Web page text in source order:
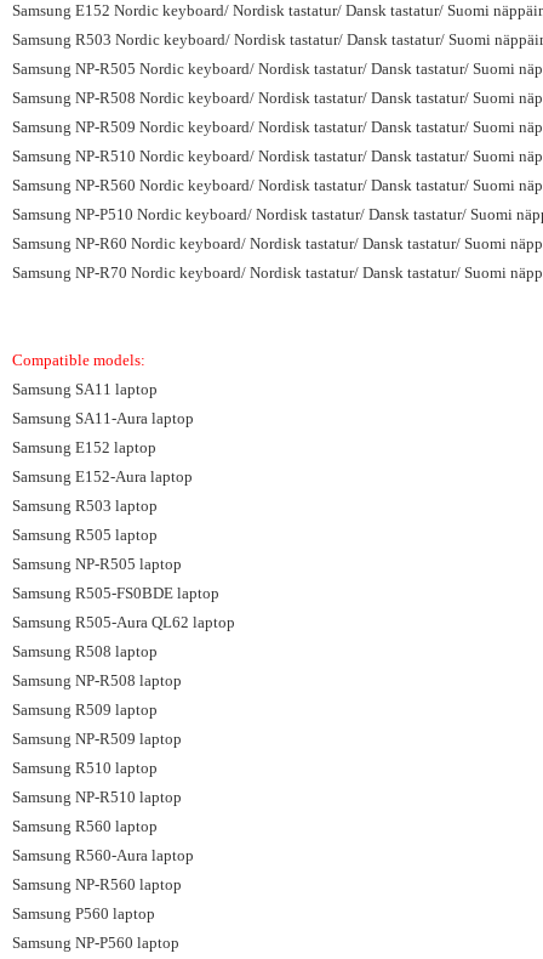
Samsung E152 Nordic keyboard/ Nordisk tastatur/ Dansk tastatur/ Suomi
Samsung R503 Nordic keyboard/ Nordisk tastatur/ Dansk tastatur/ Suomi
Samsung NP-R505 Nordic keyboard/ Nordisk tastatur/ Dansk tastatur/ Suomi
Samsung NP-R508 Nordic keyboard/ Nordisk tastatur/ Dansk tastatur/ Suomi
Samsung NP-R509 Nordic keyboard/ Nordisk tastatur/ Dansk tastatur/ Suomi
Samsung NP-R510 Nordic keyboard/ Nordisk tastatur/ Dansk tastatur/ Suomi
Samsung NP-R560 Nordic keyboard/ Nordisk tastatur/ Dansk tastatur/ Suomi
Samsung NP-P510 Nordic keyboard/ Nordisk tastatur/ Dansk tastatur/ Suomi
Samsung NP-R60 Nordic keyboard/ Nordisk tastatur/ Dansk tastatur/ Suomi
Samsung NP-R70 Nordic keyboard/ Nordisk tastatur/ Dansk tastatur/ Suomi
Compatible models:
Samsung SA11 laptop
Samsung SA11-Aura laptop
Samsung E152 laptop
Samsung E152-Aura laptop
Samsung R503 laptop
Samsung R505 laptop
Samsung NP-R505 laptop
Samsung R505-FS0BDE laptop
Samsung R505-Aura QL62 laptop
Samsung R508 laptop
Samsung NP-R508 laptop
Samsung R509 laptop
Samsung NP-R509 laptop
Samsung R510 laptop
Samsung NP-R510 laptop
Samsung R560 laptop
Samsung R560-Aura laptop
Samsung NP-R560 laptop
Samsung P560 laptop
Samsung NP-P560 laptop